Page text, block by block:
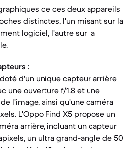
de ces deux appareils
distinctes, l'un misant sur la
logiciel, l'autre sur la
:
doté d'un unique capteur arrière
une ouverture f/1.8 et une
l'image, ainsi qu'une caméra
L'Oppo Find X5 propose un
arrière, incluant un capteur
un ultra grand-angle de 50